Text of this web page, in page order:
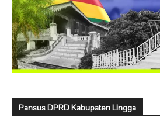
Pansus DPRD Kabupaten Lingga